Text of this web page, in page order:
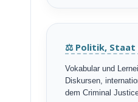
⚖️ Politik, Staat
Vokabular und
Diskursen,
dem Criminal